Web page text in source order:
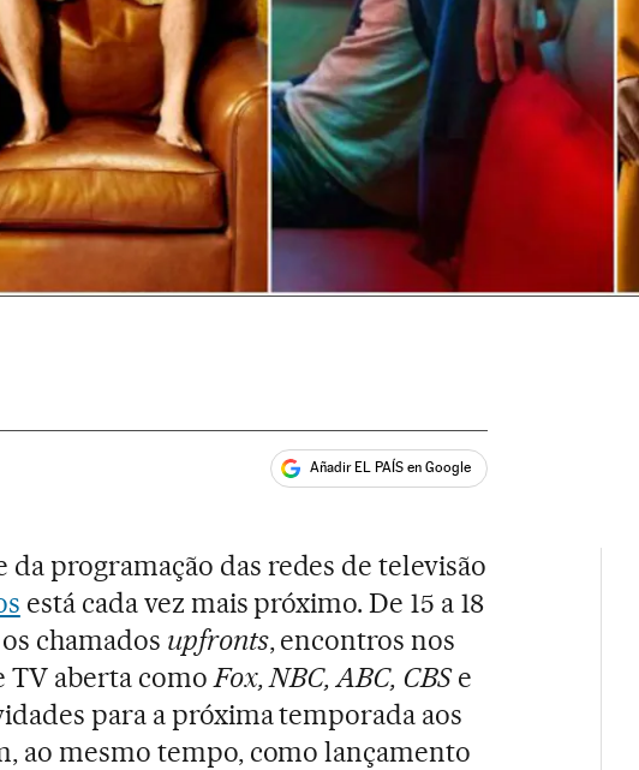
Añadir EL PAÍS en Google
programação das redes de televisão
está cada vez mais próximo. De 15 a 18
chamados upfronts, encontros nos
TV aberta comoFox, NBC, ABC, CBSe
para a próxima temporada aos
ao mesmo tempo, como lançamento